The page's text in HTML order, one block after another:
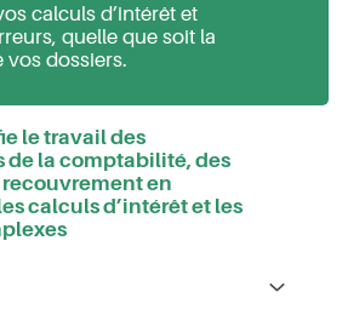
calculs d’intérêt et
quelle que soit la
vos dossiers.
le travail des
de la comptabilité, des
en
calculs d’intérêt et les